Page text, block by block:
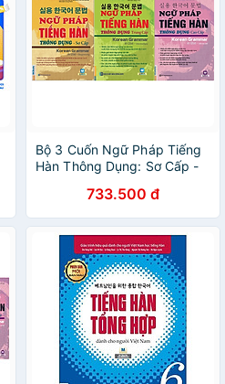
Bộ 3 Cuốn Ngữ Pháp Tiếng
Hàn Thông Dụng: Sơ Cấp -
733.500 đ